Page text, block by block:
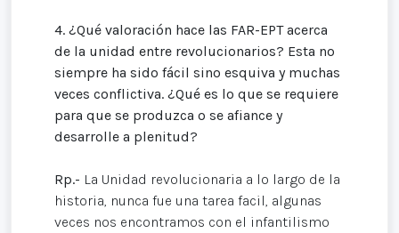
4. ¿Qué valoración hace las FAR-EPT acerca
de la unidad entre revolucionarios? Esta no
siempre ha sido fácil sino esquiva y muchas
veces conflictiva. ¿Qué es lo que se requiere
para que se produzca o se afiance y
desarrolle a plenitud?
Rp.- La Unidad revolucionaria a lo largo de la
historia, nunca fue una tarea facil, algunas
veces nos encontramos con el infantilismo